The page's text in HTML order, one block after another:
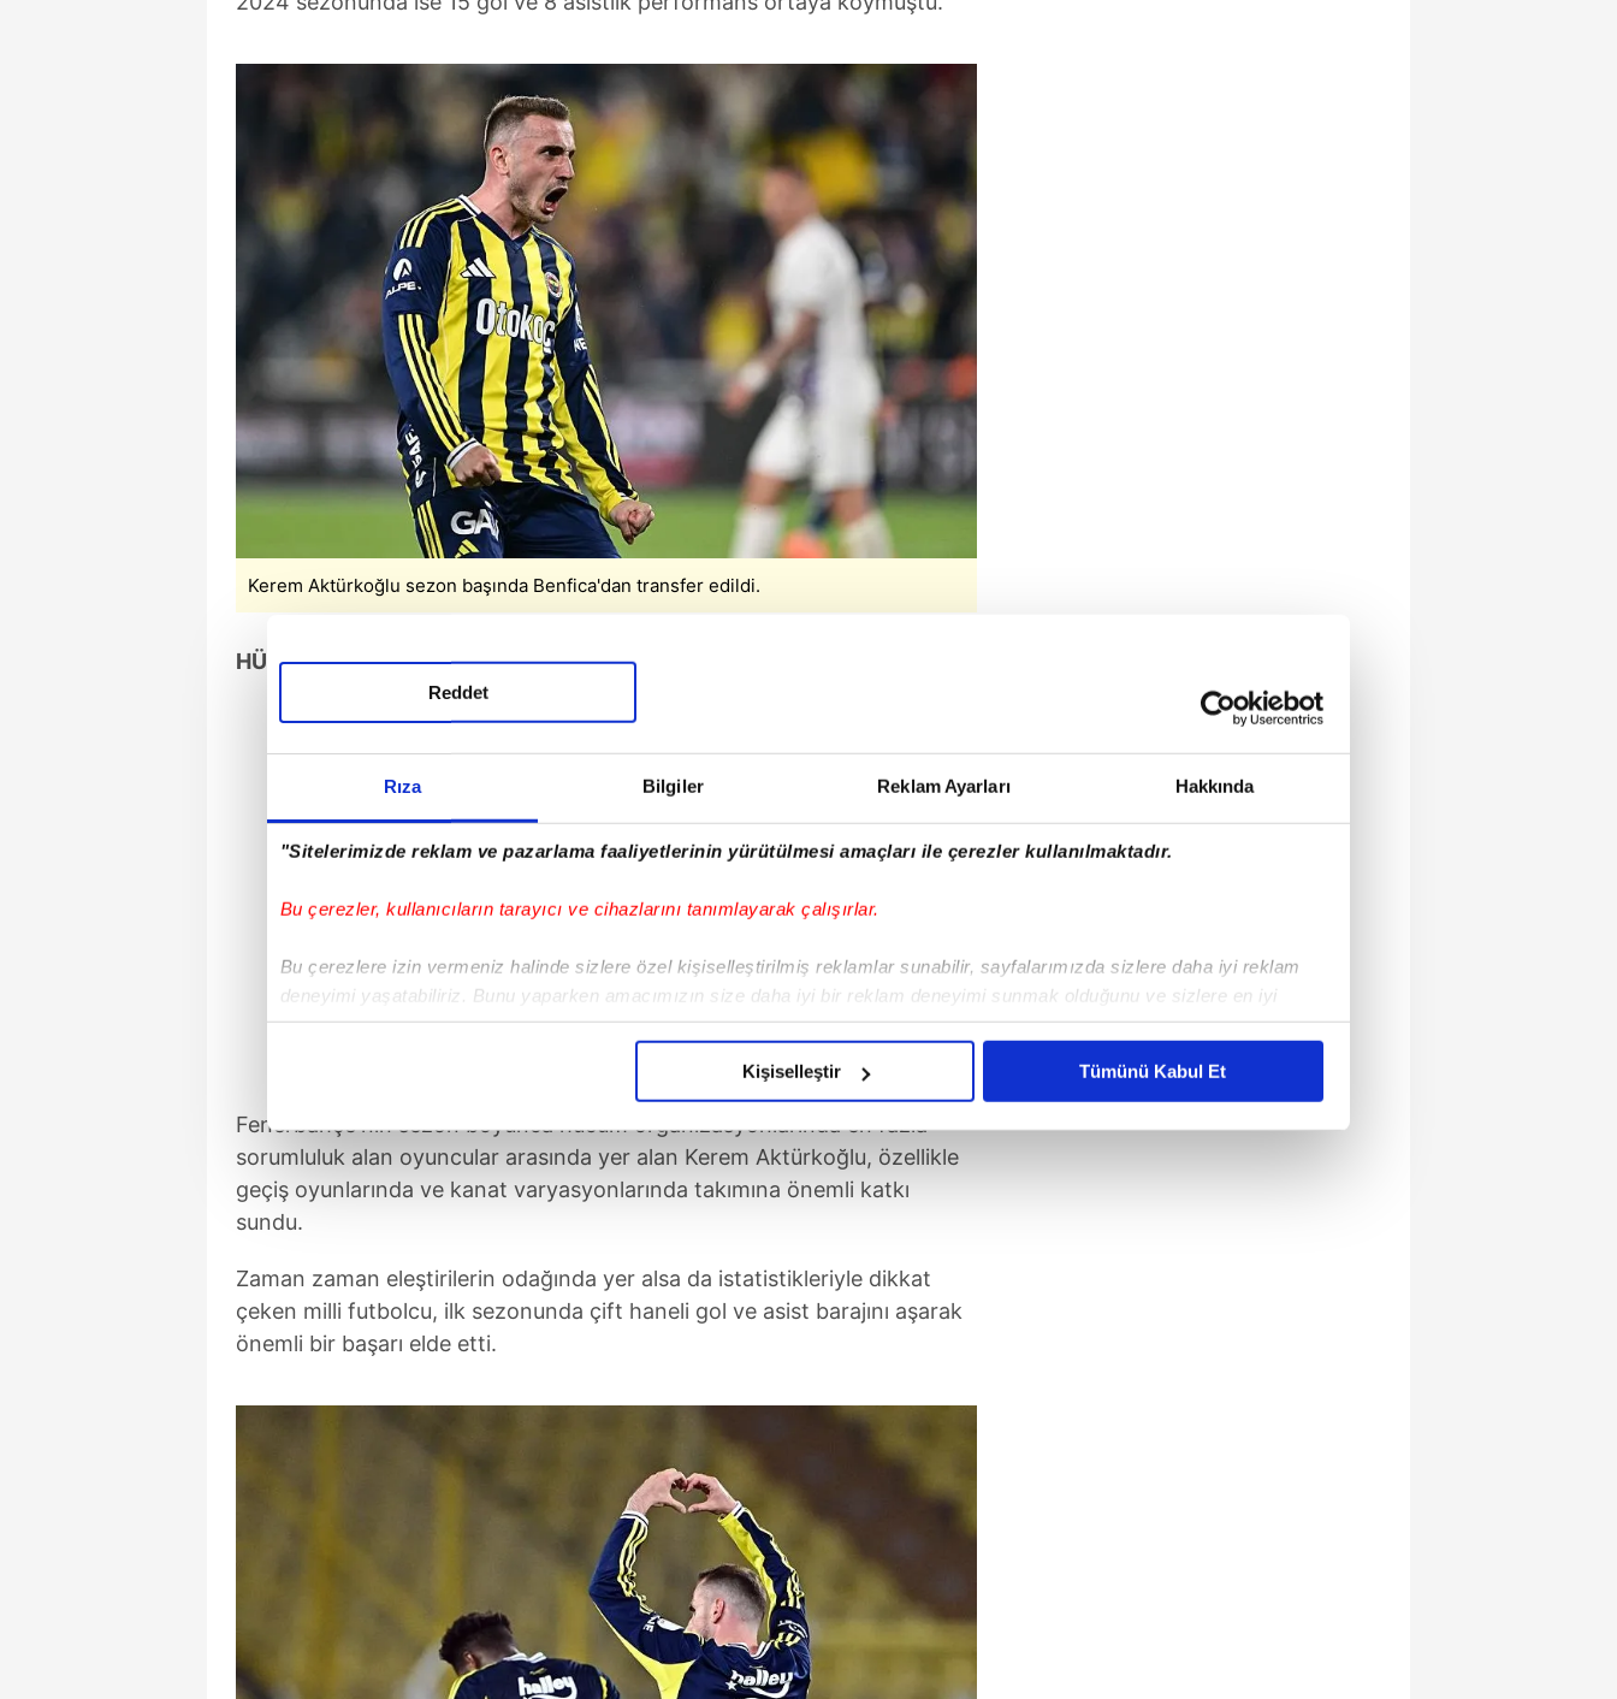
Rıza Bilgiler Reklam Ayarları Hakkında
"Sitelerimizde reklam ve pazarlama faaliyetlerinin yürütülmesi amaçları ile çerezler kullanılmaktadır.
Bu çerezler, kullanıcıların tarayıcı ve cihazlarını tanımlayarak çalışırlar.
Bu çerezlere izin vermeniz halinde sizlere özel kişiselleştirilmiş reklamlar sunabilir, sayfalarımızda sizlere daha iyi reklam
deneyimi yaşatabiliriz. Bunu yaparken amacımızın size daha iyi bir reklam deneyimi sunmak olduğunu ve sizlere en iyi
içerikleri sunabilmek adına elimizden gelen çabayı gösterdiğimizi ve bu noktada, reklamların maliyetlerimizi karşılamak
Sizlere daha iyi bir hizmet sunabilmek için İnternet Sitemizde kendimize ve üçüncü kişilere ait çerezler kullanılmaktadır. Bu
çerezler vasıtasıyla çeşitli kişisel verileriniz işlenmekte olup gerekli olan çerezler bilgi toplumu hizmetlerinin sunulması
amacıyla kullanılmaktadır. Diğer çerezler, sitemizin daha işlevsel kılınması ve kişiselleştirilmesi ve sizlere yönelik
Çerezlere ilişkin tercihlerinizi aşağıda yer alan panel vasıtasıyla belirleyebilirsiniz. Çerezlere ilişkin detaylı bilgi için Ayarlar
butonuna tıklayabilir, Çerez Bilgilendirme Metnimizi
mevzuata uygun olarak kullanılan çerezlerle ilgili bilgi almak için lütfen
Reddet
Kişiselleştir Tümünü Kabul Et
Kerem Aktürkoğlu sezon başında Benfica'dan transfer edildi.
HÜCUMDA TAKIMIN EN ETKİLİ İSİMLERİNDEN BİRİ OLDU
Fenerbahçe'nin sezon boyunca hücum organizasyonlarında en fazla
sorumluluk alan oyuncular arasında yer alan Kerem Aktürkoğlu, özellikle
geçiş oyunlarında ve kanat varyasyonlarında takımına önemli katkı
sundu.
Zaman zaman eleştirilerin odağında yer alsa da istatistikleriyle dikkat
çeken milli futbolcu, ilk sezonunda çift haneli gol ve asist barajını aşarak
önemli bir başarı elde etti.